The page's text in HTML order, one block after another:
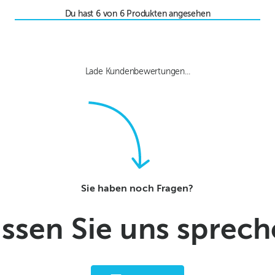
Du hast 6von 6 Produkten angesehen
Lade Kundenbewertungen...
Sie haben noch Fragen?
Sie uns